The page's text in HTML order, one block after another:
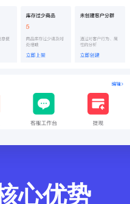
心优势